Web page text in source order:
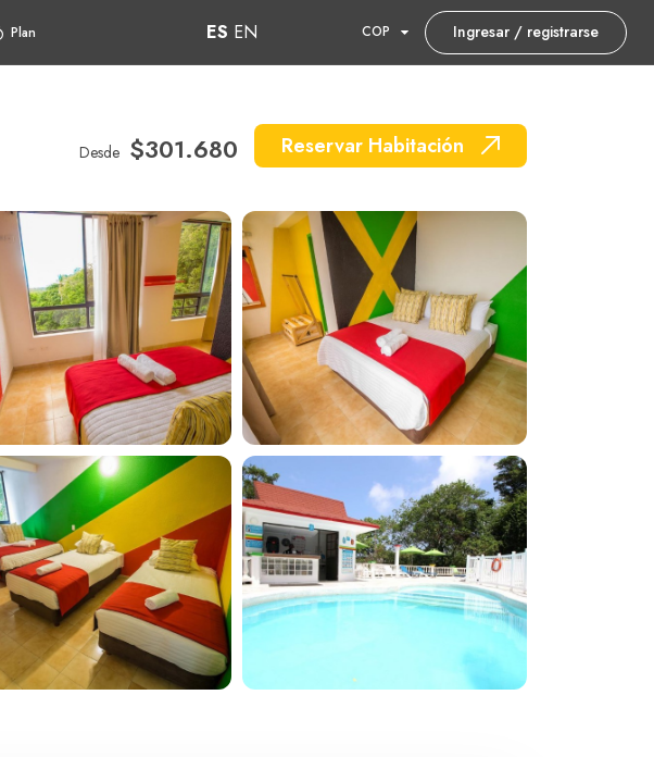
Plan ES EN COP Ingresar / registrarse
Desde $301.680 Reservar Habitación